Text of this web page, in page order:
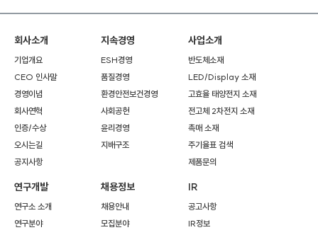
회사소개
기업개요
CEO 인사말
경영이념
회사연혁
인증/수상
오시는길
공지사항
지속경영
ESH경영
품질경영
환경안전보건경영
사회공헌
윤리경영
지배구조
사업소개
반도체소재
LED/Display 소재
고효율 태양전지 소재
전고체 2차전지 소재
촉매 소재
주기율표 검색
제품문의
연구개발
연구소 소개
연구분야
채용정보
채용안내
모집분야
IR
공고사항
IR정보